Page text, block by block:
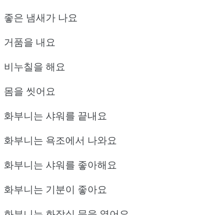
좋은 냄새가 나요
거품을 내요
비누칠을 해요
몸을 씻어요
화부니는 샤워를 끝내요
화부니는 욕조에서 나와요
화부니는 샤워를 좋아해요
화부니는 기분이 좋아요